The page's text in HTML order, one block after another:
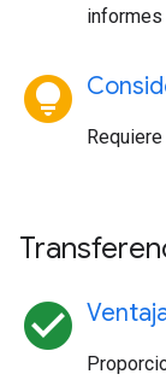
informes
lightbulb_circle
check_circle